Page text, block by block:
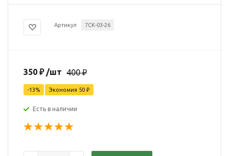
Артикул 7СК-03-26
350 ₽ /шт 400₽
-13% Экономия 50 ₽
Есть в наличии